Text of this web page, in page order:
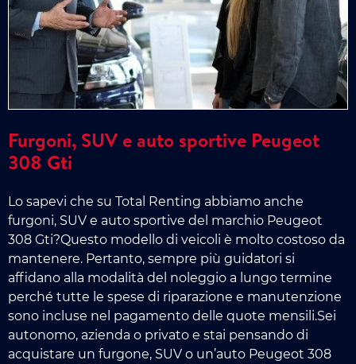
Furgoni, SUV e auto sportive Peugeot
308 Gti
Lo sapevi che su Total Renting abbiamo anche
furgoni, SUV e auto sportive del marchio Peugeot
308 Gti?Questo modello di veicoli è molto costoso da
mantenere. Pertanto, sempre più guidatori si
affidano alla modalità del noleggio a lungo termine
perché tutte le spese di riparazione e manutenzione
sono incluse nel pagamento delle quote mensili.Sei
autonomo, azienda o privato e stai pensando di
acquistare un furgone, SUV o un’auto Peugeot 308